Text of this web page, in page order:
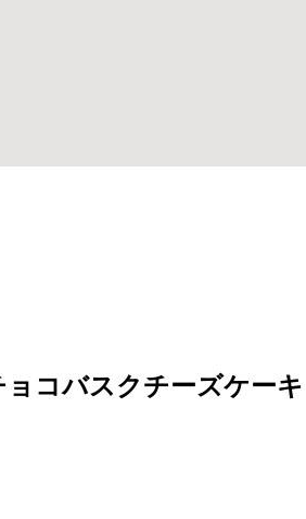
ョコバスクチーズケーキ